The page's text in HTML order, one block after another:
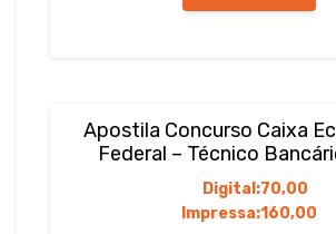
ser
Apostila Concurso Caixa
Federal – Técnico
Digital:70,00
Impressa:160,00